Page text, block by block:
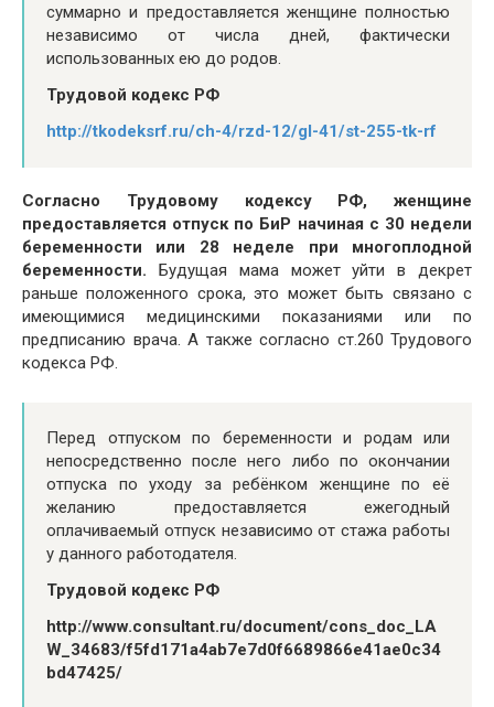
суммарно и предоставляется женщине полностью
независимо от числа дней, фактически
использованных ею до родов.
Трудовой кодекс РФ
http://tkodeksrf.ru/ch-4/rzd-12/gl-41/st-255-tk-rf
Согласно Трудовому кодексу РФ, женщине
предоставляется отпуск по БиР начиная с 30 недели
беременности или 28 неделе при многоплодной
беременности. Будущая мама может уйти в декрет
раньше положенного срока, это может быть связано с
имеющимися медицинскими показаниями или по
предписанию врача. А также согласно ст.260 Трудового
кодекса РФ.
Перед отпуском по беременности и родам или
непосредственно после него либо по окончании
отпуска по уходу за ребёнком женщине по её
желанию предоставляется ежегодный
оплачиваемый отпуск независимо от стажа работы
у данного работодателя.
Трудовой кодекс РФ
http://www.consultant.ru/document/cons_doc_LA
W_34683/f5fd171a4ab7e7d0f6689866e41ae0c34
bd47425/